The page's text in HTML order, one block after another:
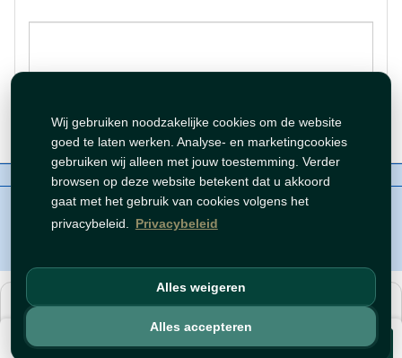
Wij gebruiken noodzakelijke cookies om de website
goed te laten werken. Analyse- en marketingcookies
gebruiken wij alleen met jouw toestemming. Verder
browsen op deze website betekent dat u akkoord
gaat met het gebruik van cookies volgens het
privacybeleid. Privacybeleid
Alles weigeren
Alles accepteren
€ 3,95 Voeg toe
Beoordeling plaatsen
Over ons Beleid
WhatsAppen
auteursrechten©Tawfeer 2018-2026
هذا متجر جملة. الأسعار وميزات الشراء متاحة فقط للحساباتالمسجّلة
والمفعّلة
سجّل دخولأوافتح حساب .